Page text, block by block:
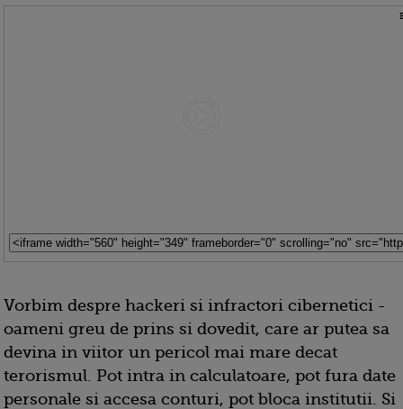
Vorbim despre hackeri si infractori cibernetici -
oameni greu de prins si dovedit, care ar putea sa
devina in viitor un pericol mai mare decat
terorismul. Pot intra in calculatoare, pot fura date
personale si accesa conturi, pot bloca institutii. Si